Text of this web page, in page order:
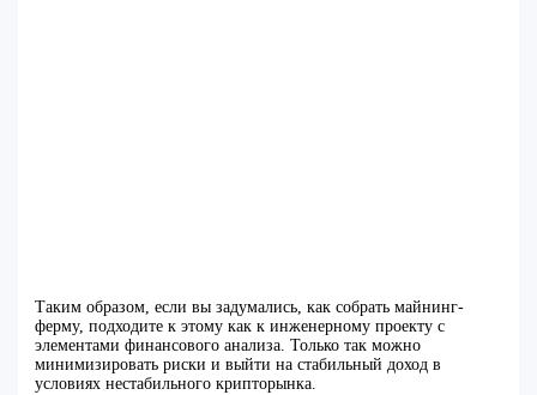
Таким образом, если вы задумались, как собрать майнинг-
ферму, подходите к этому как к инженерному проекту с
элементами финансового анализа. Только так можно
минимизировать риски и выйти на стабильный доход в
условиях нестабильного крипторынка.